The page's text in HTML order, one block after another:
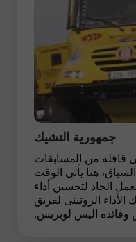
جمهورية التشيك
قافلة من المسابقات
السباق، هنا يأتى الوقت
الجاد لتحسين أداء
الروتينى لفريق
اليس لوبريس.